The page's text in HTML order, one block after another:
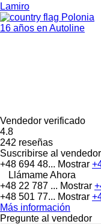
Lamiro
Polonia
16 años en Autoline
Vendedor verificado
4.8
242 reseñas
Suscribirse al vendedor
+48 694 48... Mostrar
Llámame Ahora
+48 22 787 ... Mostrar
+48 501 77... Mostrar
Más información
Pregunte al vendedor